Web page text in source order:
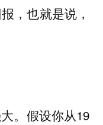
，也就是说，
。假设你从19